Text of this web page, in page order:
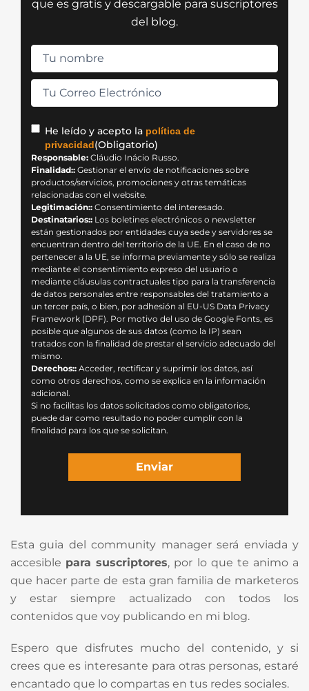
que es gratis y descargable para suscriptores
del blog.
Nombre
Correo
electrónico(Obligatorio)
Consentimiento(Obligatorio)
He leído y acepto la política de
privacidad(Obligatorio)
Responsable: Cláudio Inácio Russo.
Finalidad:: Gestionar el envío de notificaciones sobre
productos/servicios, promociones y otras temáticas
relacionadas con el website.
Legitimación:: Consentimiento del interesado.
Destinatarios:: Los boletines electrónicos o newsletter
están gestionados por entidades cuya sede y servidores se
encuentran dentro del territorio de la UE. En el caso de no
pertenecer a la UE, se informa previamente y sólo se realiza
mediante el consentimiento expreso del usuario o
mediante cláusulas contractuales tipo para la transferencia
de datos personales entre responsables del tratamiento a
un tercer país, o bien, por adhesión al EU-US Data Privacy
Framework (DPF). Por motivo del uso de Google Fonts, es
posible que algunos de sus datos (como la IP) sean
tratados con la finalidad de prestar el servicio adecuado del
mismo.
Derechos:: Acceder, rectificar y suprimir los datos, así
como otros derechos, como se explica en la información
adicional.
Si no facilitas los datos solicitados como obligatorios,
puede dar como resultado no poder cumplir con la
finalidad para los que se solicitan.
Esta guia del community manager será enviada y
accesible para suscriptores, por lo que te animo a
que hacer parte de esta gran familia de marketeros
y estar siempre actualizado con todos los
contenidos que voy publicando en mi blog.
Espero que disfrutes mucho del contenido, y si
crees que es interesante para otras personas, estaré
encantado que lo compartas en tus redes sociales.